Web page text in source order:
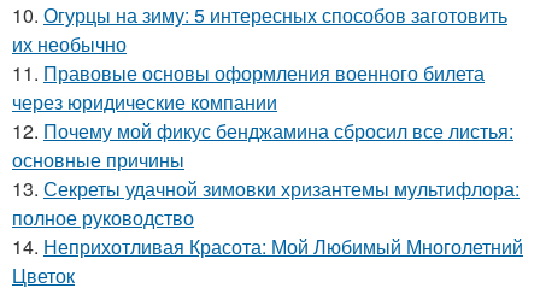
10. Огурцы на зиму: 5 интересных способов заготовить
их необычно
11. Правовые основы оформления военного билета
через юридические компании
12. Почему мой фикус бенджамина сбросил все листья:
основные причины
13. Секреты удачной зимовки хризантемы мультифлора:
полное руководство
14. Неприхотливая Красота: Мой Любимый Многолетний
Цветок